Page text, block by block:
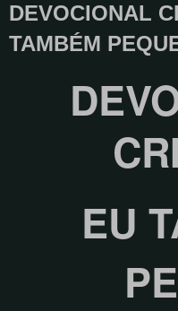
DEVOCIONAL
TAMBÉM
EU